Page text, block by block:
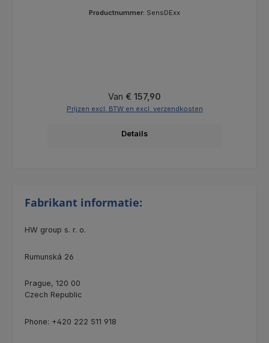
Productnummer: SensDExx
Normale prijs:
Van € 157,90
Prijzen excl. BTW en excl. verzendkosten
Details
Fabrikant informatie:
HW group s. r. o.
Rumunská 26
Prague, 120 00
Czech Republic
Phone: +420 222 511 918